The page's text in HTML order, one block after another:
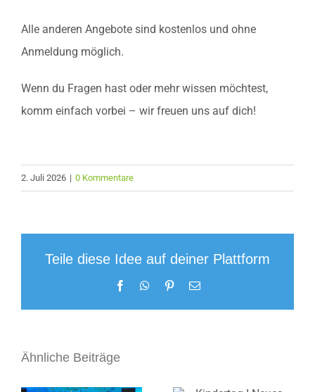
Alle anderen Angebote sind kostenlos und ohne
Anmeldung möglich.
Wenn du Fragen hast oder mehr wissen möchtest,
komm einfach vorbei – wir freuen uns auf dich!
2. Juli 2026 | 0 Kommentare
Teile diese Idee auf deiner Plattform
FacebookWhatsApp
Pinterest
E-
Ähnliche Beiträge